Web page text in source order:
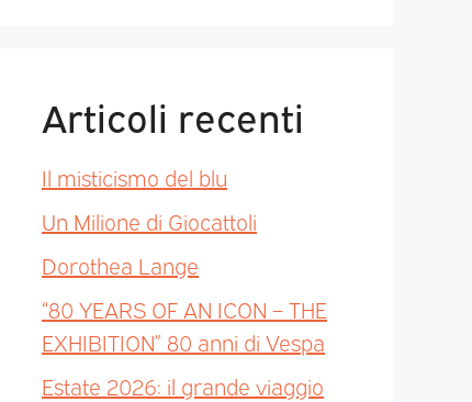
Articoli recenti
Il misticismo del blu
Un Milione di Giocattoli
Dorothea Lange
“80 YEARS OF AN ICON – THE
EXHIBITION” 80 anni di Vespa
Estate 2026: il grande viaggio